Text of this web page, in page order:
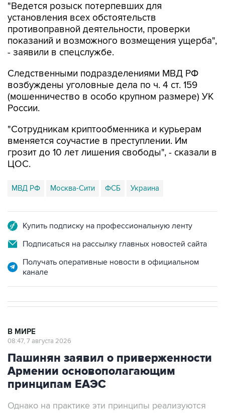
"Ведется розыск потерпевших для
установления всех обстоятельств
противоправной деятельности, проверки
показаний и возможного возмещения ущерба",
- заявили в спецслужбе.
Следственными подразделениями МВД РФ
возбуждены уголовные дела по ч. 4 ст. 159
(мошенничество в особо крупном размере) УК
России.
"Сотрудникам криптообменника и курьерам
вменяется соучастие в преступлении. Им
грозит до 10 лет лишения свободы", - сказали в
ЦОС.
МВД РФ Москва-Сити ФСБ Украина
Купить подписку на профессиональную ленту
Подписаться на рассылку главных новостей сайта
Получать оперативные новости в официальном
канале
В МИРЕ
08:47, 7 августа 2026
Пашинян заявил о приверженности
Армении основополагающим
принципам ЕАЭС
Однако на практике эти принципы реализуются